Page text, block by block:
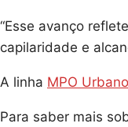
“Esse avanço
capilaridade e
A linha MPO Urbano
Para saber mais